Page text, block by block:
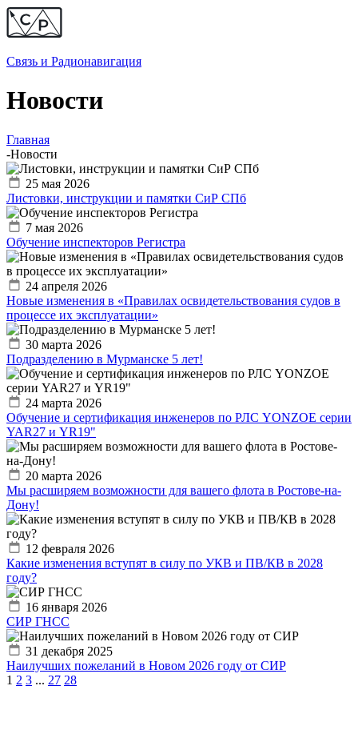
Связь и Радионавигация
Новости
Главная
-Новости
25 мая 2026
Листовки, инструкции и памятки СиР СПб
7 мая 2026
Обучение инспекторов Регистра
24 апреля 2026
Новые изменения в «Правилах освидетельствования судов в
процессе их эксплуатации»
30 марта 2026
Подразделению в Мурманске 5 лет!
24 марта 2026
Обучение и сертификация инженеров по РЛС YONZOE серии
YAR27 и YR19"
20 марта 2026
Мы расширяем возможности для вашего флота в Ростове-на-
Дону!
12 февраля 2026
Какие изменения вступят в силу по УКВ и ПВ/КВ в 2028
году?
16 января 2026
СИР ГНСС
31 декабря 2025
Наилучших пожеланий в Новом 2026 году от СИР
1 2 3 ... 27 28